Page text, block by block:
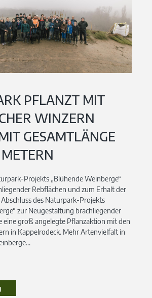
PFLANZT MIT
WINZERN
GESAMTLÄNGE
Projekts „Blühende Weinberge“
Rebflächen und zum Erhalt der
des Naturpark-Projekts
zur Neugestaltung brachliegender
eine groß angelegte Pflanzaktion mit den
in Kappelrodeck. Mehr Artenvielfalt in
Zum Beitrag